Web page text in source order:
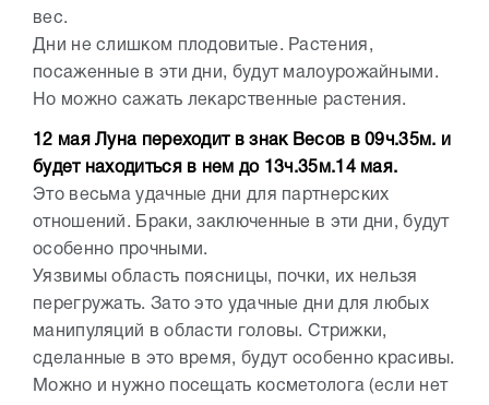
вес.
Дни не слишком плодовитые. Растения,
посаженные в эти дни, будут малоурожайными.
Но можно сажать лекарственные растения.
12 мая Луна переходит в знак Весов в 09ч.35м. и
будет находиться в нем до 13ч.35м.14 мая.
Это весьма удачные дни для партнерских
отношений. Браки, заключенные в эти дни, будут
особенно прочными.
Уязвимы область поясницы, почки, их нельзя
перегружать. Зато это удачные дни для любых
манипуляций в области головы. Стрижки,
сделанные в это время, будут особенно красивы.
Можно и нужно посещать косметолога (если нет